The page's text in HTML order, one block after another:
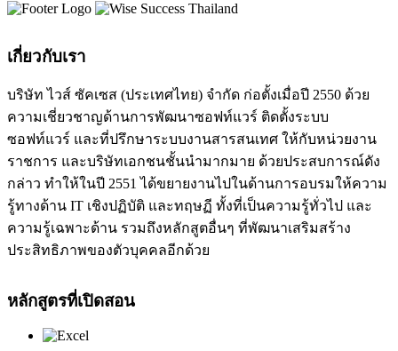
เกี่ยวกับเรา
บริษัท ไวส์ ซัคเซส (ประเทศไทย) จำกัด ก่อตั้งเมื่อปี 2550 ด้วย
ความเชี่ยวชาญด้านการพัฒนาซอฟท์แวร์ ติดตั้งระบบ
ซอฟท์แวร์ และที่ปรึกษาระบบงานสารสนเทศ ให้กับหน่วยงาน
ราชการ และบริษัทเอกชนชั้นนำมากมาย ด้วยประสบการณ์ดัง
กล่าว ทำให้ในปี 2551 ได้ขยายงานไปในด้านการอบรมให้ความ
รู้ทางด้าน IT เชิงปฏิบัติ และทฤษฏี ทั้งที่เป็นความรู้ทั่วไป และ
ความรู้เฉพาะด้าน รวมถึงหลักสูตอื่นๆ ที่พัฒนาเสริมสร้าง
ประสิทธิภาพของตัวบุคคลอีกด้วย
หลักสูตรที่เปิดสอน